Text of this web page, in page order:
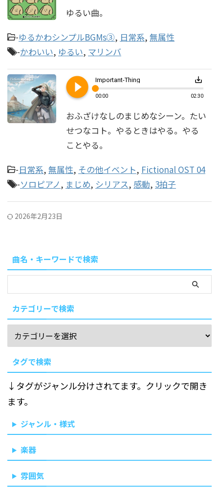
ゆるい曲。
-ゆるかわシンプルBGMs③, 日常系, 無属性
-かわいい, ゆるい, マリンバ
play_circle_filled Important-Thing save_alt
00:00 02:30
おふざけなしのまじめなシーン。たい
せつなコト。やるときはやる。やる
ことやる。
-日常系, 無属性, その他イベント, Fictional OST 04
-ソロピアノ, まじめ, シリアス, 感動, 3拍子
2026年2月23日
曲名・キーワードで検索
カテゴリーで検索
タグで検索
↓タグがジャンル分けされてます。クリックで開き
ます。
ジャンル・様式
楽器
雰囲気